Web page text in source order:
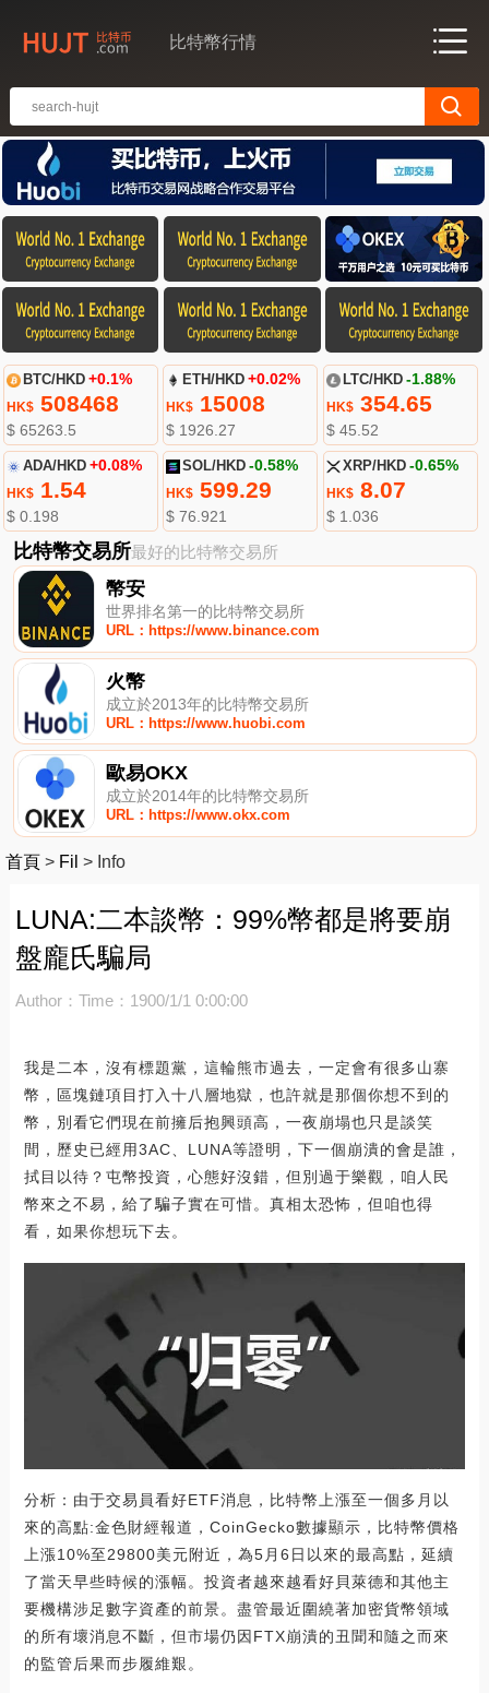
比特幣行情
BTC/HKD +0.1%
HK$508468
$ 65263.5
ETH/HKD +0.02%
HK$ 15008
$ 1926.27
LTC/HKD -1.88%
HK$354.65
$ 45.52
ADA/HKD +0.08%
HK$1.54
$ 0.198
SOL/HKD -0.58%
HK$ 599.29
$ 76.921
XRP/HKD -0.65%
HK$8.07
$ 1.036
比特幣交易所最好的比特幣交易所
幣安
世界排名第一的比特幣交易所
URL：https://www.binance.com
火幣
成立於2013年的比特幣交易所
URL：https://www.huobi.com
歐易OKX
成立於2014年的比特幣交易所
URL：https://www.okx.com
首頁 > Fil > Info
LUNA:二本談幣：99%幣都是將要崩
盤龐氏騙局
Author： Time：1900/1/1 0:00:00
我是二本，沒有標題黨，這輪熊市過去，一定會有很多山寨
幣，區塊鏈項目打入十八層地獄，也許就是那個你想不到的
幣，別看它們現在前擁后抱興頭高，一夜崩塌也只是談笑
間，歷史已經用3AC、LUNA等證明，下一個崩潰的會是誰，
拭目以待？屯幣投資，心態好沒錯，但別過于樂觀，咱人民
幣來之不易，給了騙子實在可惜。真相太恐怖，但咱也得
看，如果你想玩下去。
分析：由于交易員看好ETF消息，比特幣上漲至一個多月以
來的高點:金色財經報道，CoinGecko數據顯示，比特幣價格
上漲10%至29800美元附近，為5月6日以來的最高點，延續
了當天早些時候的漲幅。投資者越來越看好貝萊德和其他主
要機構涉足數字資產的前景。盡管最近圍繞著加密貨幣領域
的所有壞消息不斷，但市場仍因FTX崩潰的丑聞和隨之而來
的監管后果而步履維艱。